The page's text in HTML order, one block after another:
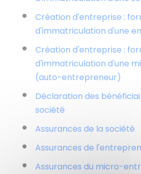
Création d'entreprise :
d'immatriculation d'une
Création d'entreprise :
d'immatriculation d'une
(auto-entrepreneur)
Déclaration des
société
Assurances de la société
Assurances de
Assurances du micro-